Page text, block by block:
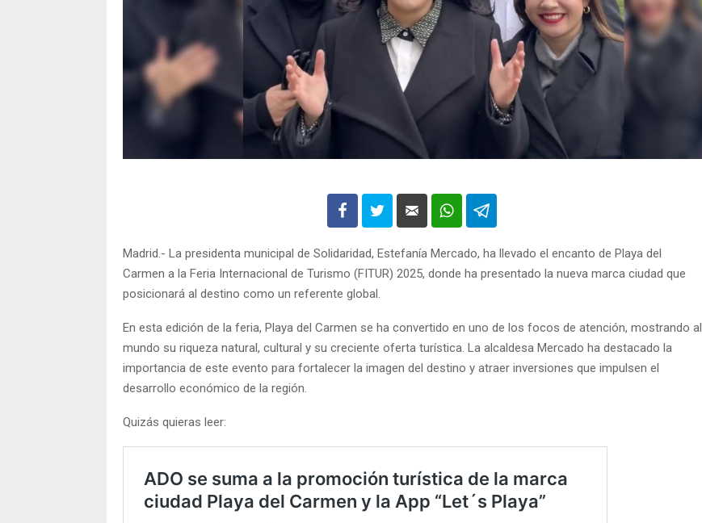
Madrid.- La presidenta municipal de Solidaridad, Estefanía Mercado, ha llevado el encanto de Playa del
Carmen a la Feria Internacional de Turismo (FITUR) 2025, donde ha presentado la nueva marca ciudad que
posicionará al destino como un referente global.
En esta edición de la feria, Playa del Carmen se ha convertido en uno de los focos de atención, mostrando al
mundo su riqueza natural, cultural y su creciente oferta turística. La alcaldesa Mercado ha destacado la
importancia de este evento para fortalecer la imagen del destino y atraer inversiones que impulsen el
desarrollo económico de la región.
Quizás quieras leer: